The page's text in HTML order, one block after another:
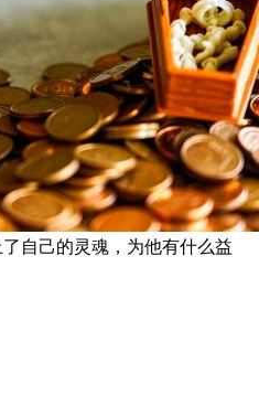
自己的灵魂，为他有什么益